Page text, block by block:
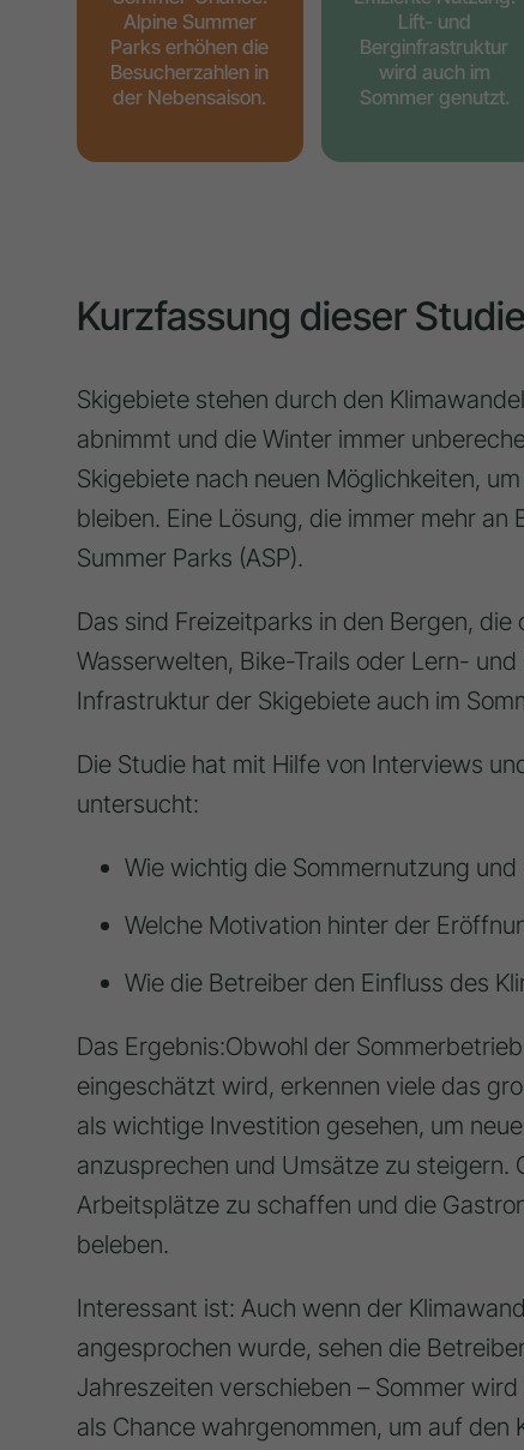
Alpine Summer
Parks erhöhen die
Besucherzahlen in
der Nebensaison.
Lift- und
Berginfrastruktur
wird auch im
Sommer genutzt.
Kurzfassung dieser Studie
Skigebiete stehen durch den
abnimmt und die Winter immer
Skigebiete nach neuen Möglichkeiten,
bleiben. Eine Lösung, die immer mehr
Summer Parks (ASP).
Das sind Freizeitparks in den Bergen,
Wasserwelten, Bike-Trails oder Lern-
Infrastruktur der Skigebiete auch im
Die Studie hat mit Hilfe von Interviews
untersucht:
Wie wichtig die Sommernutzung
Welche Motivation hinter der
Wie die Betreiber den Einfluss des
Das Ergebnis:Obwohl der
eingeschätzt wird, erkennen viele das
als wichtige Investition gesehen, um
anzusprechen und Umsätze zu steigern.
Arbeitsplätze zu schaffen und die
beleben.
Interessant ist: Auch wenn der
angesprochen wurde, sehen die
Jahreszeiten verschieben – Sommer
als Chance wahrgenommen, um auf